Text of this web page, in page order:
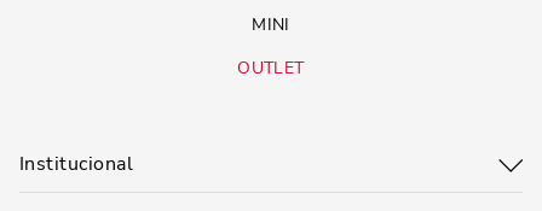
MINI
OUTLET
Institucional